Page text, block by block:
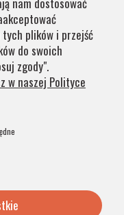
plików i przejść
do swoich
zgody".
w naszej Polityce